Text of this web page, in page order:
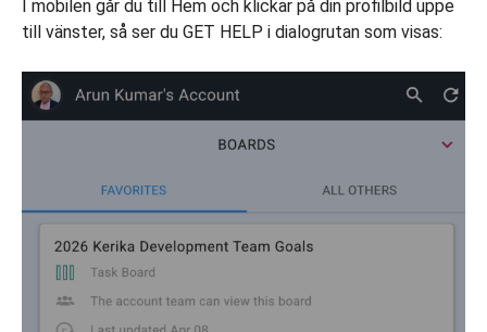
I mobilen går du till Hem och klickar på din profilbild uppe
till vänster, så ser du GET HELP i dialogrutan som visas: